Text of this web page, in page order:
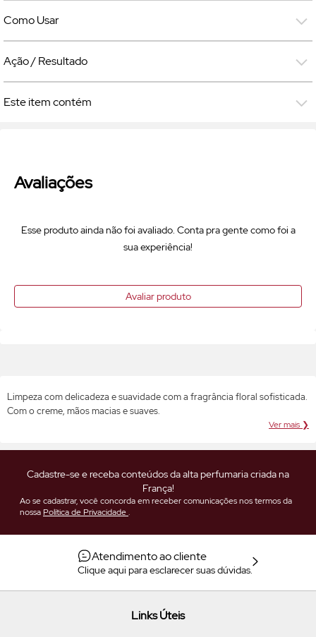
Como Usar
Ação / Resultado
Este item contém
Avaliações
Esse produto ainda não foi avaliado. Conta pra gente como foi a
sua experiência!
Avaliar produto
Limpeza com delicadeza e suavidade com a fragrância floral sofisticada.
Com o creme, mãos macias e suaves.
Ver mais ❯
Cadastre-se e receba conteúdos da alta perfumaria criada na
França!
Ao se cadastrar, você concorda em receber comunicações nos termos da
nossa Política de Privacidade.
Atendimento ao cliente
Clique aqui para esclarecer suas dúvidas.
Links Úteis